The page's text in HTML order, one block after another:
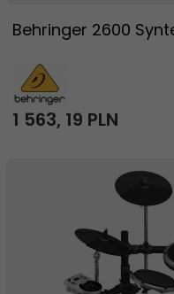
Behringer 2600
1 563, 19 PLN